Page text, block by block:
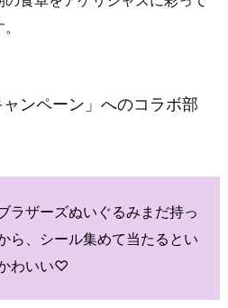
ャンペーン」へのコラボ部
ラザーズぬいぐるみまだ持っ
ら、シール集めて当たるとい
わいい♡